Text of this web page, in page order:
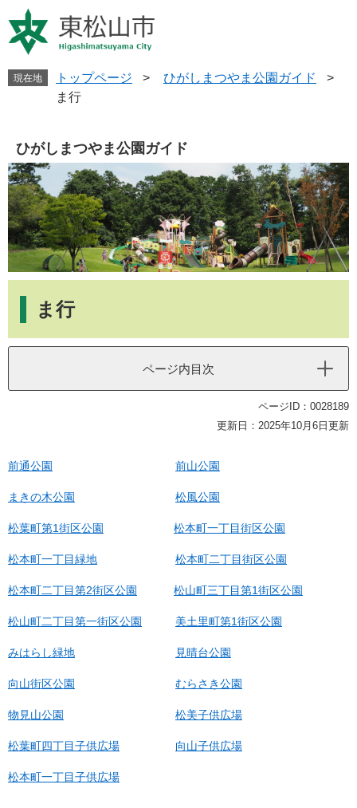
ー
ジ
ニ
ュ
文
へ
現在地 トップページ > ひがしまつやま公園ガイド
>
ま行
ひがしまつやま公園ガイド
ま行
ページ内目次
ページID：0028189
更新日：2025年10月6日更新
前通公園 前山公園
まきの木公園 松風公園
松葉町第1街区公園 松本町一丁目街区公園
松本町一丁目緑地 松本町二丁目街区公園
松本町二丁目第2街区公園 松山町三丁目第1街区公園
松山町二丁目第一街区公園 美土里町第1街区公園
みはらし緑地 見晴台公園
向山街区公園 むらさき公園
物見山公園 松美子供広場
松葉町四丁目子供広場 向山子供広場
松本町一丁目子供広場